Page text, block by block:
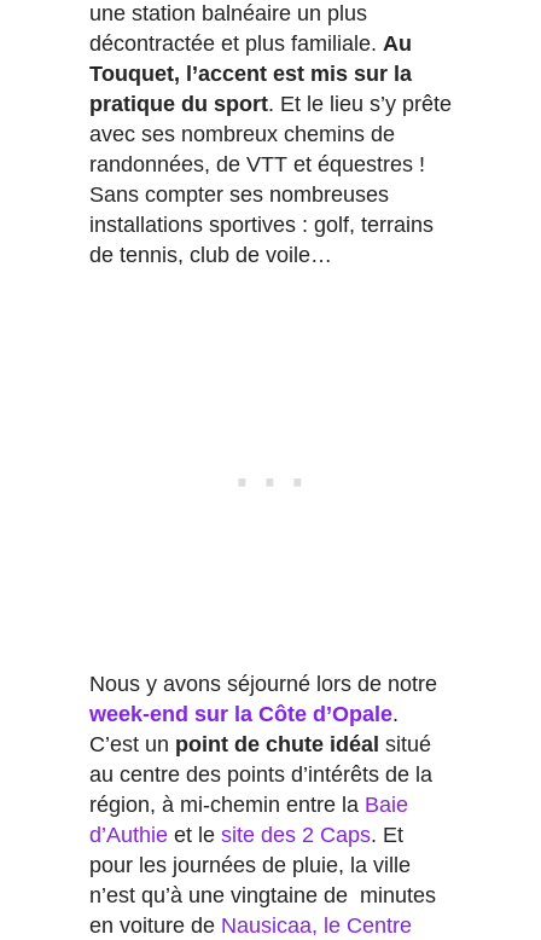
une station balnéaire un plus
décontractée et plus familiale. Au
Touquet, l’accent est mis sur la
pratique du sport. Et le lieu s’y prête
avec ses nombreux chemins de
randonnées, de VTT et équestres !
Sans compter ses nombreuses
installations sportives : golf, terrains
de tennis, club de voile…
Nous y avons séjourné lors de notre
week-end sur la Côte d’Opale.
C’est un point de chute idéal situé
au centre des points d’intérêts de la
région, à mi-chemin entre la Baie
d’Authie et le site des 2 Caps. Et
pour les journées de pluie, la ville
n’est qu’à une vingtaine de minutes
en voiture de Nausicaa, le Centre